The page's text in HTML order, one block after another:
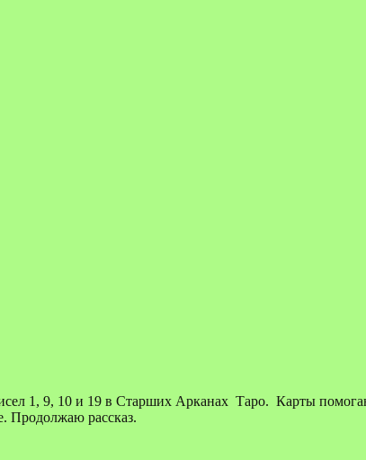
1, 9, 10 и 19 в Старших Арканах Таро. Карты
Продолжаю рассказ.